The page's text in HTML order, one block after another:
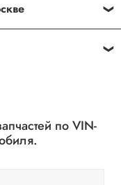
терминалапо VIN-